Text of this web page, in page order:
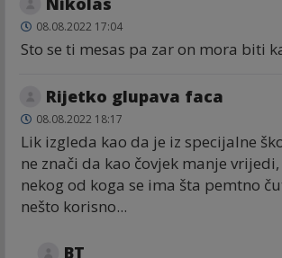
08.08.2022 17:04
Sto se ti mesas pa zar on mora biti
Rijetko glupava faca
08.08.2022 18:17
Lik izgleda kao da je iz specijalne
ne znači da kao čovjek manje
nekog od koga se ima šta pemtno
nešto korisno...
BT